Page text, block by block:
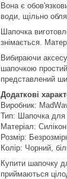
Вона є
води, щільно
Шапочка
знімається.
Вибираючи
шапочкою
представлений
Додаткові
Виробник:
Тип: Шапочка для
Матеріал: Силікон
Розмір:
Колір: Чорний,
Купити шапочку
приймаються